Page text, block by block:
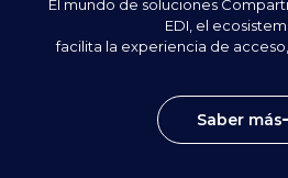
El mundo de soluciones
EDI, el
facilita la experiencia de
Saber más